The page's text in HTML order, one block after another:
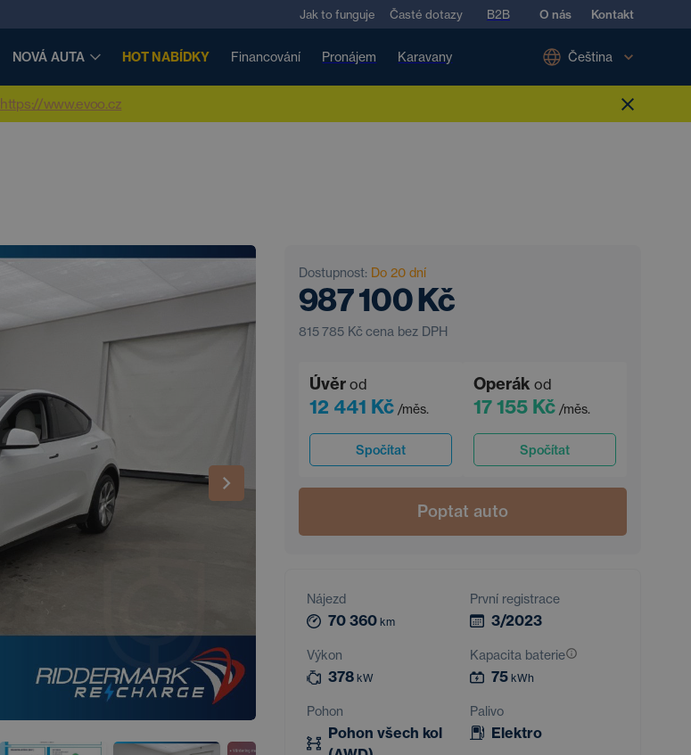
Jak to funguje Časté dotazy B2B O nás Kontakt
NOVÁ AUTA HOT NABÍDKY Financování Pronájem Karavany Čeština
https://www.evoo.cz
Dostupnost: Do 20 dní
987 100 Kč
815 785 Kč cena bez DPH
Úvěr od
12 441 Kč /měs.
Spočítat
Operák od
17 155 Kč /měs.
Spočítat
Poptat auto
Nájezd
70 360 km
První registrace
3/2023
Výkon
378 kW
Kapacita baterie
75 kWh
Pohon
Pohon všech kol
Palivo
Elektro